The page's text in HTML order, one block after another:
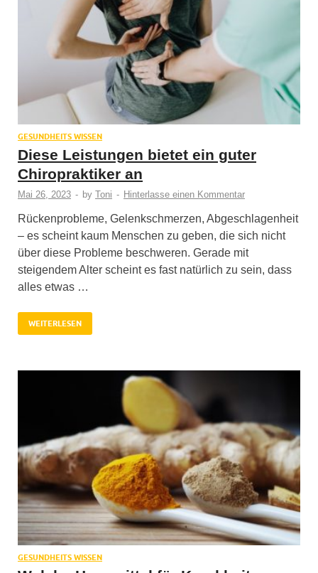
GESUNDHEITS WISSEN
Diese Leistungen bietet ein guter
Chiropraktiker an
Mai 26, 2023 - by Toni - Hinterlasse einen Kommentar
Rückenprobleme, Gelenkschmerzen, Abgeschlagenheit
– es scheint kaum Menschen zu geben, die sich nicht
über diese Probleme beschweren. Gerade mit
steigendem Alter scheint es fast natürlich zu sein, dass
alles etwas …
WEITERLESEN
GESUNDHEITS WISSEN